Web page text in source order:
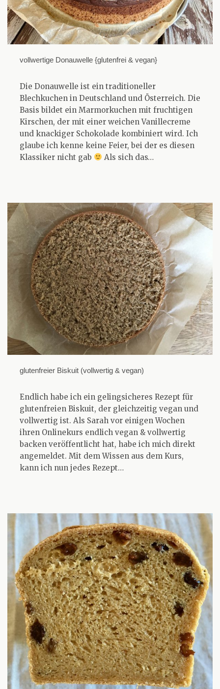
vollwertige Donauwelle {glutenfrei & vegan}
Die Donauwelle ist ein traditioneller
Blechkuchen in Deutschland und Österreich. Die
Basis bildet ein Marmorkuchen mit fruchtigen
Kirschen, der mit einer weichen Vanillecreme
und knackiger Schokolade kombiniert wird. Ich
glaube ich kenne keine Feier, bei der es diesen
Klassiker nicht gab
Als sich das…
glutenfreier Biskuit (vollwertig & vegan)
Endlich habe ich ein gelingsicheres Rezept für
glutenfreien Biskuit, der gleichzeitig vegan und
vollwertig ist. Als Sarah vor einigen Wochen
ihren Onlinekurs endlich vegan & vollwertig
backen veröffentlicht hat, habe ich mich direkt
angemeldet. Mit dem Wissen aus dem Kurs,
kann ich nun jedes Rezept…